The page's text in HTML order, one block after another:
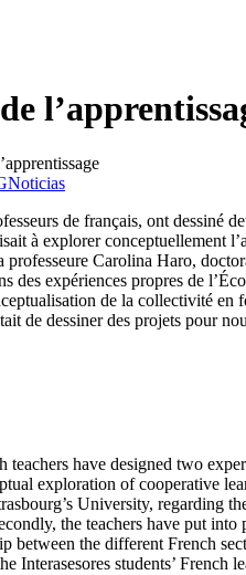
Noticias
de français, ont dessiné
à explorer conceptuellement
Carolina Haro,
des expériences propres de
de la collectivité en
de dessiner des projets pour
teachers have designed two
exploration of cooperative
University, regarding
the teachers have put
between the different French
Interasesores students’ French